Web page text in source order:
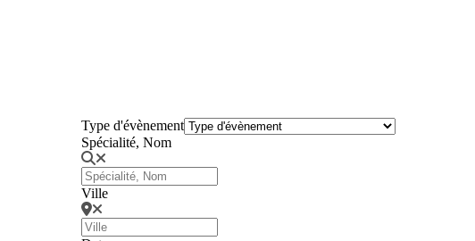
Type d'évènement
Spécialité, Nom
Ville